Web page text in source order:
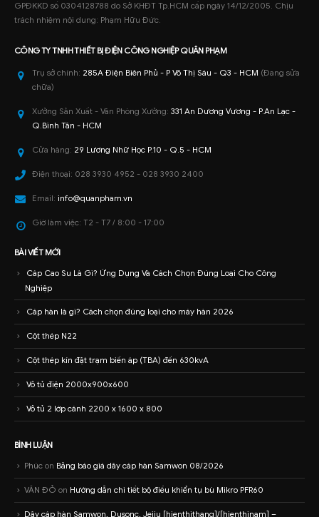
GPĐKKD số 0304128788 do Sở KHĐT Tp.HCM cấp ngày 14/12/2005. Chịu
trách nhiệm nội dung: Phạm Hữu Đức.
CÔNG TY TNHHTHIẾT BỊ ĐIỆN CÔNG NGHIỆPQUÂN PHẠM
Trụ sở chính: 285A Điện Biên Phủ - P Võ Thị Sáu - Q3 - HCM (Đang sửa
chữa)
Xưởng Sản Xuất - Văn Phòng Xưởng: 331 An Dương Vương - P.An Lạc -
Q.Bình Tân - HCM
Cửa hàng: 29 Lương Nhữ Học P.10 - Q.5 - HCM
Điện thoại: 028 3930 4952 - 028 3930 2400
Email: info@quanpham.vn
Giờ làm việc: T2 - T7 / 8:00 - 17:00
BÀI VIẾT MỚI
Cáp Cao Su Là Gì? Ứng Dụng Và Cách Chọn Đúng Loại Cho Công
Nghiệp
Cáp hàn là gì? Cách chọn đúng loại cho máy hàn 2026
Cột thép N22
Cột thép kín đặt trạm biến áp (TBA) đến 630kvA
Vỏ tủ điện 2000x900x600
Vỏ tủ 2 lớp cánh 2200 x 1600 x 800
BÌNH LUẬN
Phúc on Bảng báo giá dây cáp hàn Samwon 08/2026
VĂN ĐỎ on Hướng dẫn chi tiết bộ điều khiển tụ bù Mikro PFR60
Dây cáp hàn Samwon, Dusonc, Jeiju [hienthithang]/[hienthinam] –